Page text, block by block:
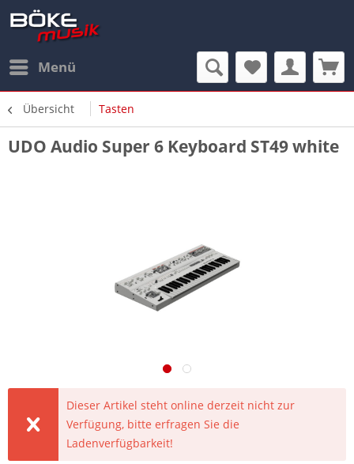
Menü
Übersicht Tasten
UDO Audio Super 6 Keyboard ST49 white
Dieser Artikel steht online derzeit nicht zur
Verfügung, bitte erfragen Sie die
Ladenverfügbarkeit!